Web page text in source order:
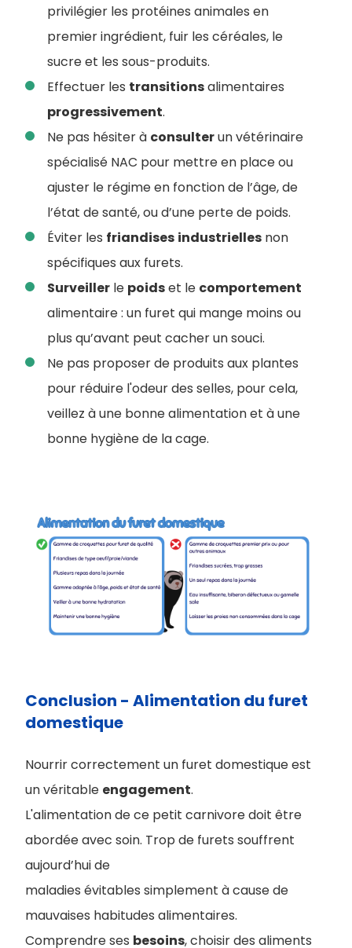
privilégier les protéines animales en
premier ingrédient, fuir les céréales, le
sucre et les sous-produits.
Effectuer les transitionsalimentaires
progressivement.
Ne pas hésiter à consulterun vétérinaire
spécialisé NAC pour mettre en place ou
ajuster le régime en fonction de l’âge, de
l’état de santé, ou d’une perte de poids.
Éviter les friandises industrielles non
spécifiques aux furets.
Surveiller le poidset le comportement
alimentaire : un furet qui mange moins ou
plus qu’avant peut cacher un souci.
Ne pas proposer de produits aux plantes
pour réduire l'odeur des selles, pour cela,
veillez à une bonne alimentation et à une
bonne hygiène de la cage.
Conclusion - ​Alimentation du furet
domestique
Nourrir correctement un furet domestique est
un véritable engagement.
L'alimentation de ce petit carnivore doit être
abordée avec soin. Trop de furets souffrent
aujourd’hui de
maladies évitables simplement à cause de
mauvaises habitudes alimentaires.
Comprendre ses besoins, choisir des aliments